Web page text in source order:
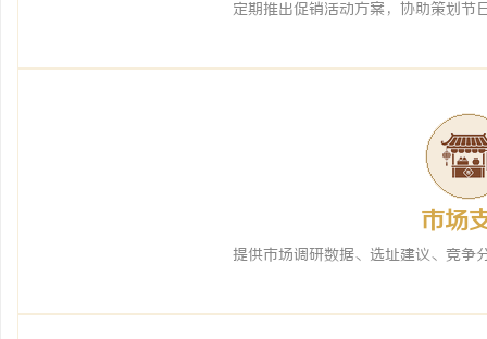
定期推出促销活动方案，协助策划节
市场
提供市场调研数据、选址建议、竞争